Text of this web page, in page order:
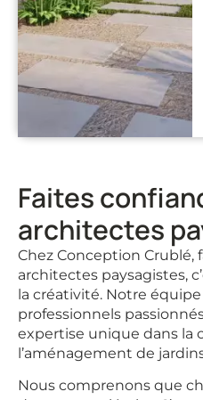
Faites
architectes
Chez Conception Crublé,
architectes paysagistes,
la créativité. Notre
professionnels
expertise unique dans la
l’aménagement de
Nous comprenons que